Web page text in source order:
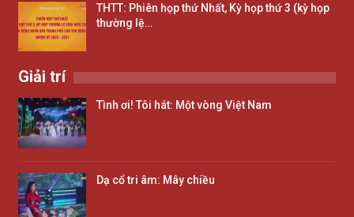
THTT: Phiên họp thứ Nhất, Kỳ họp thứ 3 (kỳ họp
thường lệ…
Giải trí
Tình ơi! Tôi hát: Một vòng Việt Nam
Dạ cổ tri âm: Mây chiều